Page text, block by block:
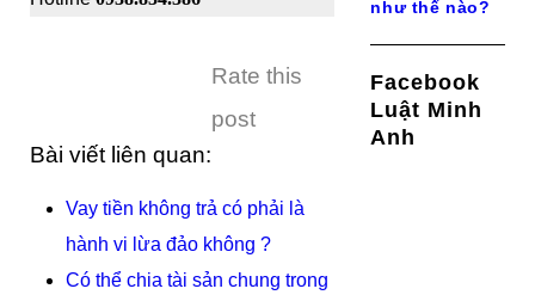
Rate this
post
Bài viết liên quan:
Vay tiền không trả có phải là
hành vi lừa đảo không ?
Có thể chia tài sản chung trong
như thế nào?
Facebook
Luật Minh
Anh